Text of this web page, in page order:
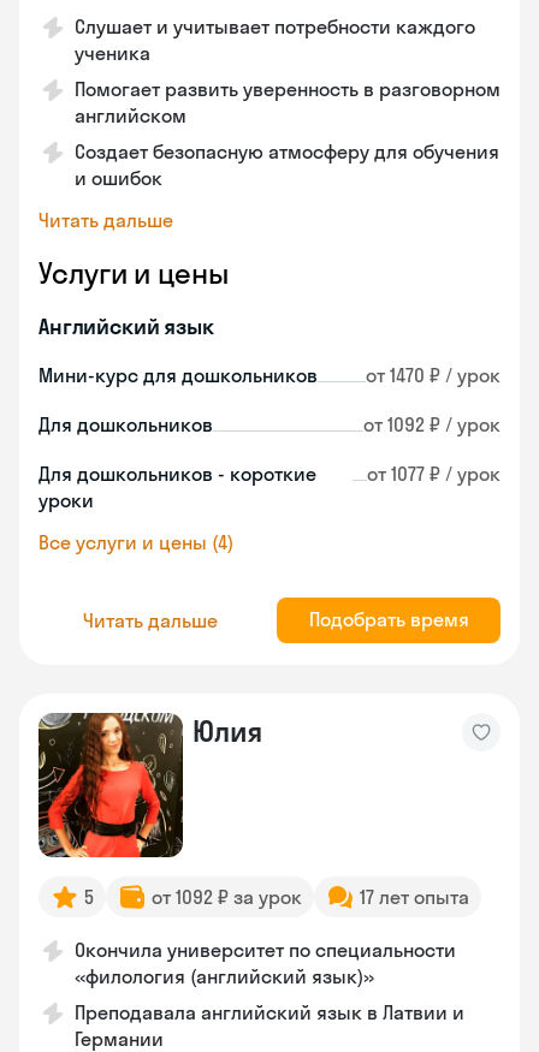
Слушает и учитывает потребности каждого
ученика
Помогает развить уверенность в разговорном
английском
Создает безопасную атмосферу для обучения
и ошибок
Читать дальше
Услуги и цены
Английский язык
Мини-курс для дошкольников от 1470 ₽ / урок
Для дошкольников от 1092 ₽ / урок
Для дошкольников - короткие
уроки
от 1077 ₽ / урок
Все услуги и цены (4)
Читать дальше Подобрать время
Юлия
5 от 1092 ₽ за урок 17 лет опыта
Окончила университет по специальности
«филология (английский язык)»
Преподавала английский язык в Латвии и
Германии